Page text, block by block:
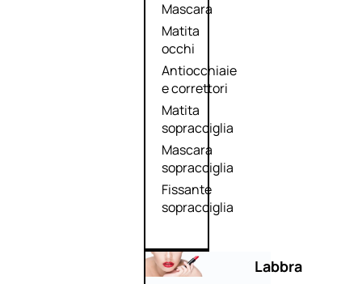
Mascara
Matita
occhi
Antiocchiaie
e correttori
Matita
sopracciglia
Mascara
sopracciglia
Fissante
sopracciglia
Labbra